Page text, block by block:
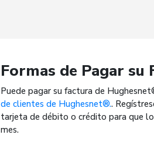
Formas de Pagar
Puede pagar su factura de
de clientes de Hughesnet®..
tarjeta de débito o crédito para que
mes.